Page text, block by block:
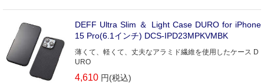
DEFF Ultra Slim ＆ Light Case DURO for iPhone
15 Pro(6.1インチ) DCS-IPD23MPKVMBK
薄くて、軽くて、丈夫なアラミド繊維を使用したケース D
URO
4,610 円(税込)